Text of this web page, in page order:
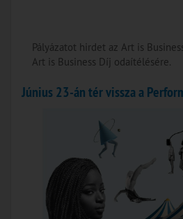
Pályázatot hirdet az Art is
Art is Business Díj odaítélésére.
Június 23-án tér vissza a